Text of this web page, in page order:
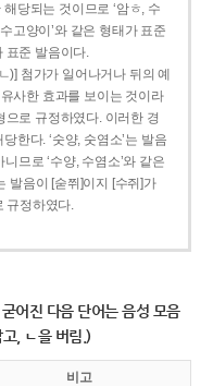
당되는 것이므로 ‘암ㅎ, 수
고양이’와 같은 형태가 표준
표준 발음이다.
)] 첨가가 일어나거나 뒤의 예
사한 효과를 보이는 것이라
으로 규정하였다. 이러한 경
한다. ‘숫양, 숫염소’는 발음
므로 ‘수양, 수염소’와 같은
발음이 [숟쮜]이지 [수쥐]가
규정하였다.
어진 다음 단어는 음성 모음
, ㄴ을 버림.)
비고